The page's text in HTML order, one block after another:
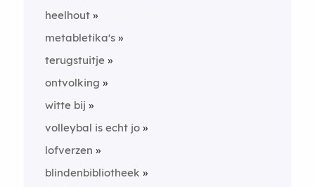
heelhout
metabletika's
terugstuitje
ontvolking
witte bij
volleybal is echt jo
lofverzen
blindenbibliotheek